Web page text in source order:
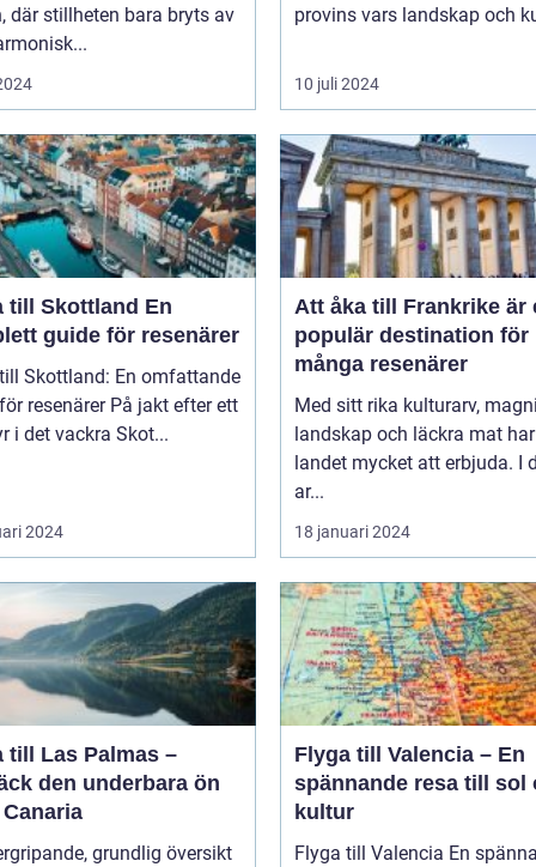
där stillheten bara bryts av
provins vars landskap och
10 juli 2024
Skottland En
guide för resenärer
Skottland: En omfattande
På jakt efter ett
i det vackra Skot...
2024
Att åka till Frankrike är
populär destination för
många resenärer
Med sitt rika kulturarv,
landskap och läckra mat har
landet mycket att erbjuda. I
ar...
18 januari 2024
till Las Palmas –
den underbara ön
grundlig översikt
Flyga till Valencia – En
spännande resa till sol
kultur
Flyga till Valencia En spännande